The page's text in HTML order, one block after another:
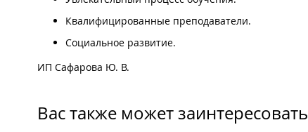
Квалифицированные преподаватели.
Социальное развитие.
ИП Сафарова Ю. В.
Вас также может заинтересовать